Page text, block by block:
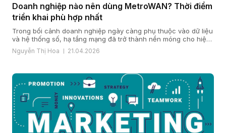
Doanh nghiệp nào nên dùng MetroWAN? Thời điểm
triển khai phù hợp nhất
Trong bối cảnh doanh nghiệp ngày càng phụ thuộc vào dữ liệu
và hệ thống số, hạ tầng mạng đã trở thành nền móng cho hiệu
quả vận hành và năng lực cạnh tranh. Khi quy mô mở rộng, chi
nhánh gia tăng và yêu cầu bảo mật, ổn định ngày càng cao,
Nguyễn Thị Hoa 21.04.2026